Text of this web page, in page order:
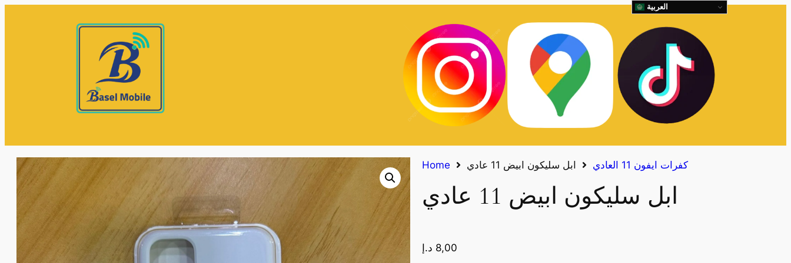
Home كفرات ايفون 11 العادي ابل سليكون ابيض 11 عادي
ابل سليكون ابيض 11 عادي
8,00 د.إ
العربية